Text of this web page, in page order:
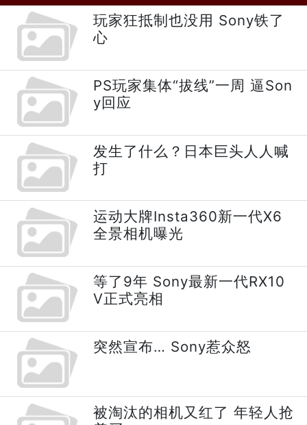
玩家狂抵制也没用 Sony铁了
心
PS玩家集体“拔线”一周 逼Son
y回应
发生了什么？日本巨头人人喊
打
运动大牌Insta360新一代X6
全景相机曝光
等了9年 Sony最新一代RX10
V正式亮相
突然宣布… Sony惹众怒
被淘汰的相机又红了 年轻人抢